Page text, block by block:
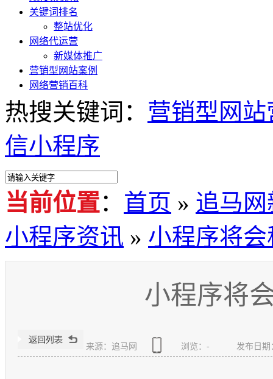
关键词排名
整站优化
网络代运营
新媒体推广
营销型网站案例
网络营销百科
热搜关键词： 营销型网站
信小程序
当前位置： 首页 » 追马
小程序资讯 » 小程序将
小程序将
来源：追马网 浏览： - 发布日期